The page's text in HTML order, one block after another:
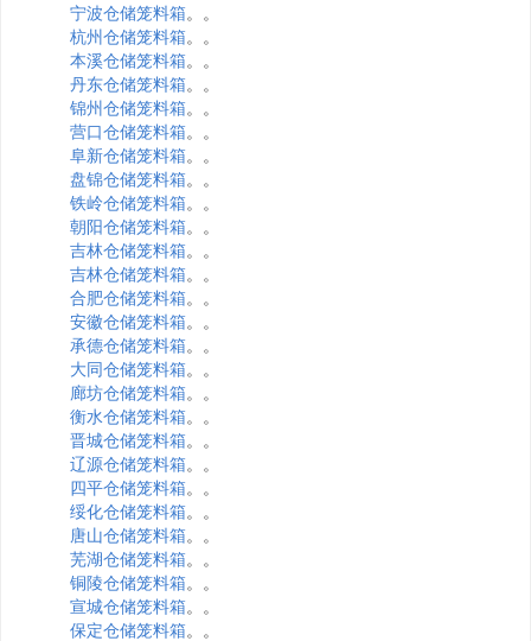
宁波仓储笼料箱。。
杭州仓储笼料箱。。
本溪仓储笼料箱。。
丹东仓储笼料箱。。
锦州仓储笼料箱。。
营口仓储笼料箱。。
阜新仓储笼料箱。。
盘锦仓储笼料箱。。
铁岭仓储笼料箱。。
朝阳仓储笼料箱。。
吉林仓储笼料箱。。
吉林仓储笼料箱。。
合肥仓储笼料箱。。
安徽仓储笼料箱。。
承德仓储笼料箱。。
大同仓储笼料箱。。
廊坊仓储笼料箱。。
衡水仓储笼料箱。。
晋城仓储笼料箱。。
辽源仓储笼料箱。。
四平仓储笼料箱。。
绥化仓储笼料箱。。
唐山仓储笼料箱。。
芜湖仓储笼料箱。。
铜陵仓储笼料箱。。
宣城仓储笼料箱。。
保定仓储笼料箱。。